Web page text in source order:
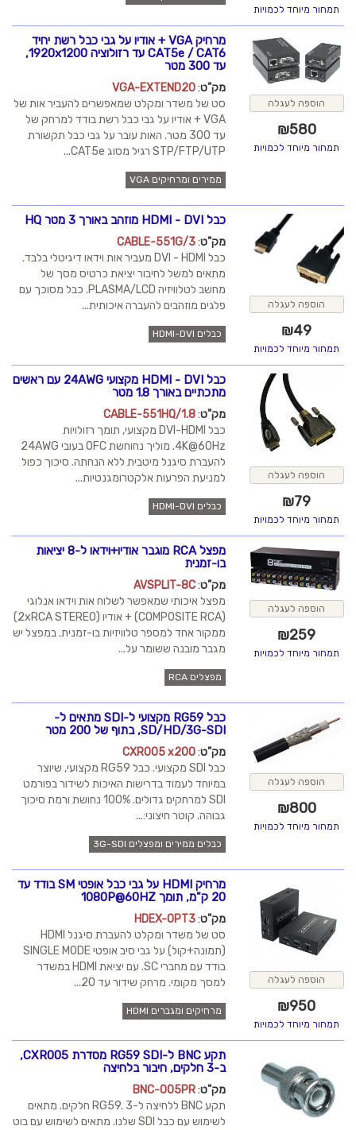
תמחור מיוחד לכמויות
הוספה לעגלה
₪580
תמחור מיוחד לכמויות
מרחיק VGA + אודיו על גבי כבל רשת יחיד
CAT5e / CAT6 עד רזולוציה 1920x1200,
עד 300 מטר
מק"ט:
VGA-EXTEND20
סט של משדר ומקלט שמאפשרים להעביר אות של
VGA + אודיו על גבי כבל רשת בודד למרחק של
עד 300 מטר. האות עובר על גבי כבל תקשורת
STP/FTP/UTP רגיל מסוג CAT5e...
ממירים ומרחיקים VGA
הוספה לעגלה
₪49
תמחור מיוחד לכמויות
כבל HDMI - DVI מוזהב באורך 3 מטר HQ
מק"ט:
CABLE-551G/3
כבל DVI - HDMI מעביר אות וידאו דיגיטלי בלבד.
מתאים למשל לחיבור יציאת כרטיס מסך של
מחשב לטלוויזיה PLASMA/LCD. כבל מסוכך עם
פלגים מוזהבים להעברה איכותית...
כבלים HDMI-DVI
הוספה לעגלה
₪79
תמחור מיוחד לכמויות
כבל HDMI - DVI מקצועי 24AWG עם ראשים
מתכתיים באורך 1.8 מטר
מק"ט:
CABLE-551HQ/1.8
כבל DVI-HDMI מקצועי, תומך רזולויות
4K@60Hz. מוליך נחוחשת OFC בעובי 24AWG
להעברת סיגנל מיטבית ללא הנחתה. סיכוך כפול
למניעת הפרעות אלקטרומגנטיות...
כבלים HDMI-DVI
הוספה לעגלה
₪259
תמחור מיוחד לכמויות
מפצל RCA מוגבר אודיו+וידאו ל-8 יציאות
בו-זמנית
מק"ט:
AVSPLIT-8C
מפצל איכותי שמאפשר לשלוח אות וידאו אנלוגי
(COMPOSITE RCA) + אודיו (2xRCA STEREO)
ממקור אחד למספר טלוויזיות בו-זמנית. במפצל יש
מגבר מובנה ששומר על...
מפצלים RCA
הוספה לעגלה
₪800
תמחור מיוחד לכמויות
כבל RG59 מקצועי ל-SDI מתאים ל-
SD/HD/3G-SDI, בתוף של 200 מטר
מק"ט:
CXR005 x200
כבל SDI מקצועי. כבל RG59 מקצועי, שיוצר
במיוחד לעמוד בדרישות האיכות לשידור בפורמט
SDI למרחקים גדולים. 100% נחושת ורמת סיכוך
גבוהה. קוטר חיצוני:...
כבלים ממירים ומפצלים 3G-SDI
הוספה לעגלה
₪950
תמחור מיוחד לכמויות
מרחיק HDMI על גבי כבל אופטי SM בודד עד
20 ק"מ, תומך 1080P@60HZ
מק"ט:
HDEX-OPT3
סט של משדר ומקלט להעברת סיגנל HDMI
(תמונה+קול) על גבי סיב אופטי SINGLE MODE
בודד עם מחברי SC. עם יציאת HDMI במשדר
למסך מקומי. מרחק שידור עד 20...
מרחיקים ומגברים HDMI
תקע BNC ל-RG59 SDI מסדרת CXR005,
ב-3 חלקים, חיבור בלחיצה
מק"ט:
BNC-005PR
תקע BNC ללחיצה ל-RG59. 3 חלקים. מתאים
לשימוש עם כבל SDI שלנו. מתאים לשימוש עם בוט